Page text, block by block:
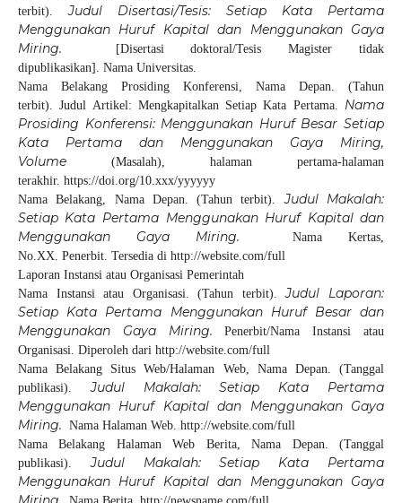
terbit).Judul Disertasi/Tesis: Setiap Kata Pertama
Menggunakan Huruf Kapital dan Menggunakan Gaya
Miring.
[Disertasi doktoral/Tesis Magister tidak
dipublikasikan]. Nama Universitas.
Nama Belakang Prosiding Konferensi, Nama Depan. (Tahun
terbit). Judul Artikel: Mengkapitalkan Setiap Kata Pertama. Nama
Prosiding Konferensi: Menggunakan Huruf Besar Setiap
Kata Pertama dan Menggunakan Gaya Miring,
Volume(Masalah), halaman pertama-halaman
terakhir. https://doi.org/10.xxx/yyyyyy
Nama Belakang, Nama Depan. (Tahun terbit).Judul Makalah:
Setiap Kata Pertama Menggunakan Huruf Kapital dan
Menggunakan Gaya Miring.
Nama Kertas,
No.XX. Penerbit. Tersedia di http://website.com/full
Laporan Instansi atau Organisasi Pemerintah
Nama Instansi atau Organisasi. (Tahun terbit).Judul Laporan:
Setiap Kata Pertama Menggunakan Huruf Besar dan
Menggunakan Gaya Miring.Penerbit/Nama Instansi atau
Organisasi. Diperoleh dari http://website.com/full
Nama Belakang Situs Web/Halaman Web, Nama Depan. (Tanggal
publikasi).Judul Makalah: Setiap Kata Pertama
Menggunakan Huruf Kapital dan Menggunakan Gaya
Miring. Nama Halaman Web. http://website.com/full
Nama Belakang Halaman Web Berita, Nama Depan. (Tanggal
publikasi).Judul Makalah: Setiap Kata Pertama
Menggunakan Huruf Kapital dan Menggunakan Gaya